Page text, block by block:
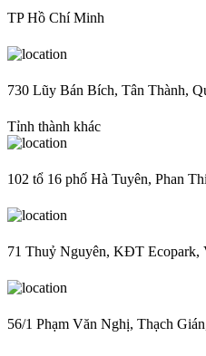
TP Hồ Chí Minh
730 Lũy Bán Bích, Tân Thành,
Tỉnh thành khác
102 tổ 16 phố Hà Tuyên, Phan
71 Thuỷ Nguyên, KĐT Ecopark,
56/1 Phạm Văn Nghị, Thạch